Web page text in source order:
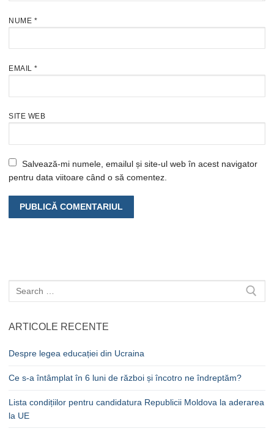
NUME *
EMAIL *
SITE WEB
Salvează-mi numele, emailul și site-ul web în acest navigator
pentru data viitoare când o să comentez.
Caută
după:
ARTICOLE RECENTE
Despre legea educației din Ucraina
Ce s-a întâmplat în 6 luni de război și încotro ne îndreptăm?
Lista condițiilor pentru candidatura Republicii Moldova la aderarea
la UE